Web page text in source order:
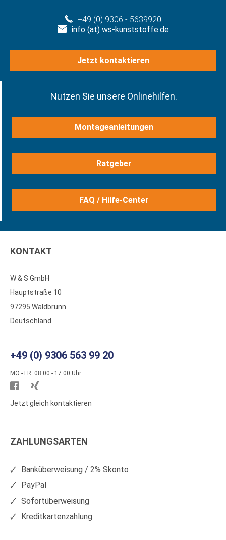
+49 (0) 9306 - 5639920
info (at) ws-kunststoffe.de
Jetzt kontaktieren
Nutzen Sie unsere Onlinehilfen.
Montageanleitungen
Ratgeber
FAQ / Hilfe-Center
KONTAKT
W & S GmbH
Hauptstraße 10
97295 Waldbrunn
Deutschland
+49 (0) 9306 563 99 20
MO - FR: 08.00 - 17.00 Uhr
Besuchen
Sie
auf
Sie
auf
Jetzt gleich kontaktieren
ZAHLUNGSARTEN
Banküberweisung / 2% Skonto
PayPal
Sofortüberweisung
Kreditkartenzahlung